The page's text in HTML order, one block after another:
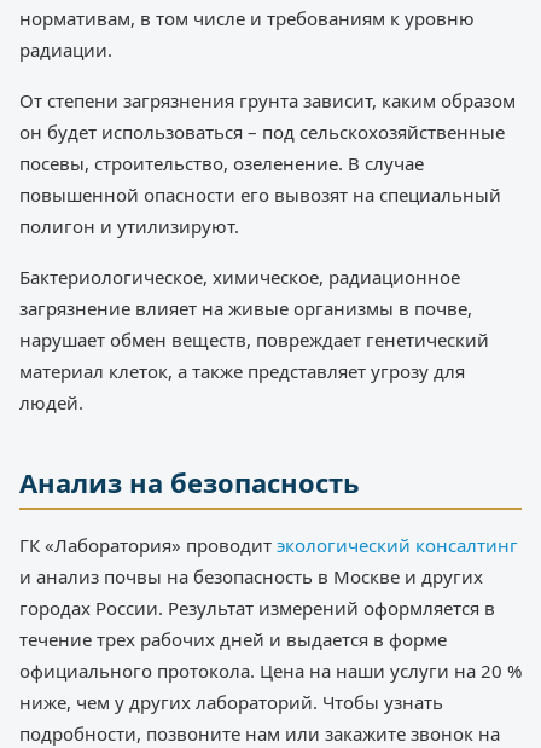
нормативам, в том числе и требованиям к уровню
радиации.
От степени загрязнения грунта зависит, каким образом
он будет использоваться – под сельскохозяйственные
посевы, строительство, озеленение. В случае
повышенной опасности его вывозят на специальный
полигон и утилизируют.
Бактериологическое, химическое, радиационное
загрязнение влияет на живые организмы в почве,
нарушает обмен веществ, повреждает генетический
материал клеток, а также представляет угрозу для
людей.
Анализ на безопасность
ГК «Лаборатория» проводит экологический консалтинг
и анализ почвы на безопасность в Москве и других
городах России. Результат измерений оформляется в
течение трех рабочих дней и выдается в форме
официального протокола. Цена на наши услуги на 20 %
ниже, чем у других лабораторий. Чтобы узнать
подробности, позвоните нам или закажите звонок на